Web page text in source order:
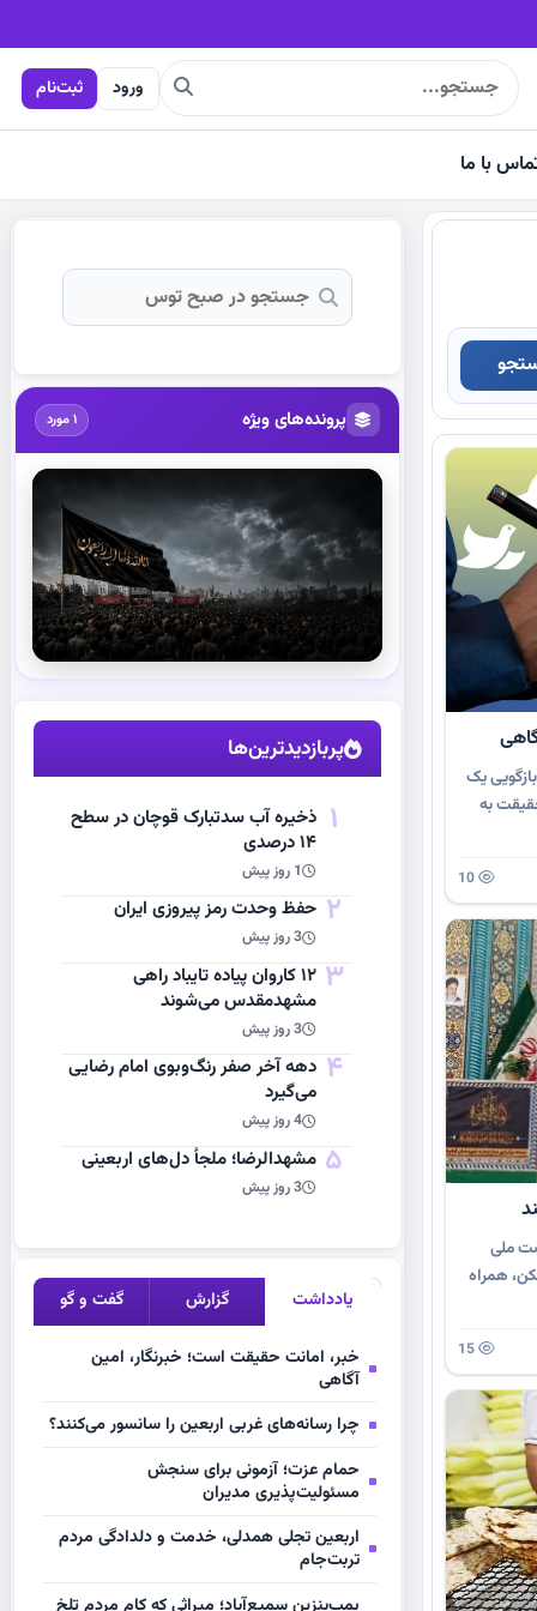
ورود ثبت‌نام
با ما
یک
به
10
ملی
همراه
15
پرونده‌های ویژه 1 مورد
مشاهده اخبار
پربازدیدترین‌ها
1 ذخیره آب سدتبارک قوچان در سطح
۱۴ درصدی
1 روز پیش
2 حفظ وحدت رمز پیروزی ایران
3 روز پیش
3
۱۲ کاروان پیاده تایباد راهی
مشهدمقدس می‌شوند
3 روز پیش
4 دهه آخر صفر رنگ‌وبوی امام رضایی
می‌گیرد
4 روز پیش
5 مشهد‌الرضا؛ ملجأ دل‌های اربعینی
3 روز پیش
یادداشت گزارش گفت و گو
خبر، امانت حقیقت است؛ خبرنگار، امین
آگاهی
چرا رسانه‌های غربی اربعین را سانسور می‌کنند؟
حمام عزت؛ آزمونی برای سنجش
مسئولیت‌پذیری مدیران
اربعین تجلی همدلی، خدمت و دلدادگی مردم
تربت‌جام
پمپ‌بنزین سمیع‌آباد؛ میراثی که کام مردم تلخ